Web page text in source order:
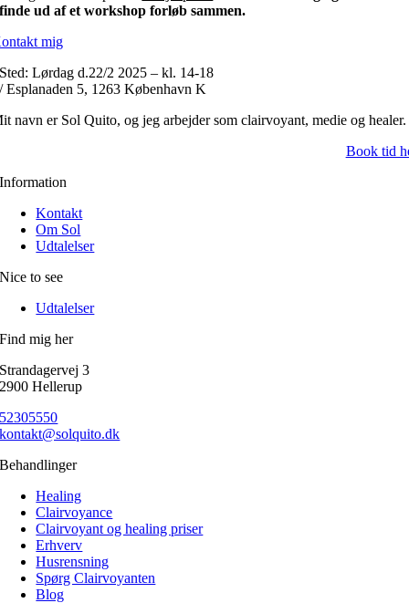
finde ud af et workshop forløb sammen.
mig
Sted: Lørdag d.22/2 2025 – kl. 14-18
/ Esplanaden 5, 1263 København K
navn er Sol Quito, og jeg arbejder som clairvoyant, medie og healer.
Book tid
Information
Kontakt
Om Sol
Udtalelser
Nice to see
Udtalelser
Find mig her
Strandagervej 3
2900 Hellerup
52305550
kontakt@solquito.dk
Behandlinger
Healing
Clairvoyance
Clairvoyant og healing priser
Erhverv
Husrensning
Spørg Clairvoyanten
Blog